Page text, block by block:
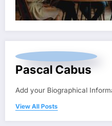
Pascal Cabus
Add your Biographical
View All Posts